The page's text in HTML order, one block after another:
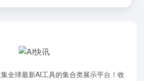
全球最新AI工具的集合类展示平台！收